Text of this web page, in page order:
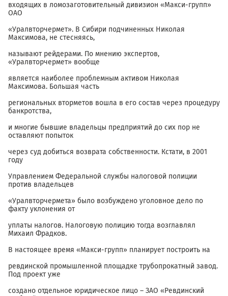
входящих в ломозаготовительный дивизион «Макси-групп»
ОАО
«Уралвторчермет». В Сибири подчиненных Николая
Максимова, не стесняясь,
называют рейдерами. По мнению экспертов,
«Уралвторчермет» вообще
является наиболее проблемным активом Николая
Максимова. Большая часть
региональных вторметов вошла в его состав через процедуру
банкротства,
и многие бывшие владельцы предприятий до сих пор не
оставляют попыток
через суд добиться возврата собственности. Кстати, в 2001
году
Управлением Федеральной службы налоговой полиции
против владельцев
«Уралвторчермета» было возбуждено уголовное дело по
факту уклонения от
уплаты налогов. Налоговую полицию тогда возглавлял
Михаил Фрадков.
В настоящее время «Макси-групп» планирует построить на
ревдинской промышленной площадке трубопрокатный завод.
Под проект уже
создано отдельное юридическое лицо – ЗАО «Ревдинский